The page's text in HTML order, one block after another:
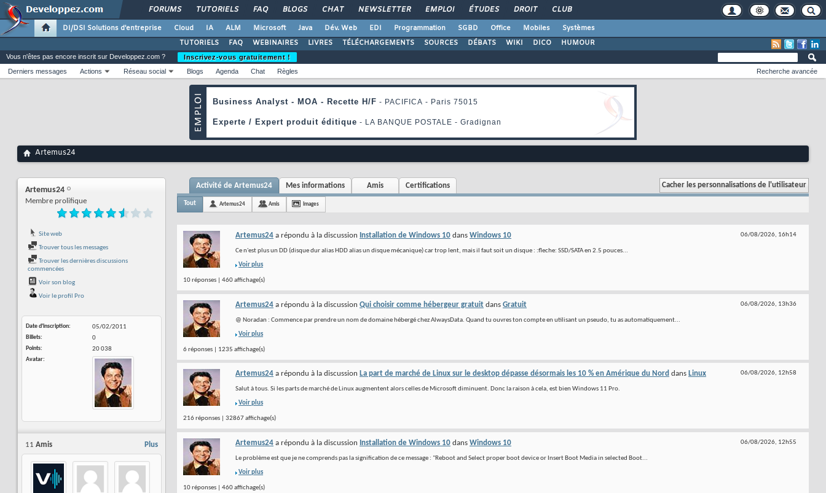
FORUMS TUTORIELS FAQ BLOGS CHAT NEWSLETTER EMPLOI ÉTUDES DROIT CLUB
DI/DSI Solutions d'entreprise Cloud IA ALM Microsoft Java Dév. Web EDI Programmation SGBD Office Mobiles
Systèmes
TUTORIELS
FAQ WEBINAIRES LIVRES TÉLÉCHARGEMENTS SOURCES DÉBATS WIKI DICO HUMOUR
Vous n'êtes pas encore inscrit sur Developpez.com ?
Inscrivez-vous gratuitement !
Derniers messages
Actions Réseau social Blogs Agenda Chat Règles Recherche avancée
Artemus24
Artemus24
Membre prolifique
Site web
Trouver tous les messages
Trouver les dernières discussions
commencées
Voir son blog
Voir le profil Pro
Date d'inscription
05/02/2011
Billets
0
Points
20 038
Avatar
Plus
11 Amis
Activité de Artemus24 Mes informations Amis Certifications
Tout Artemus24 Amis Images
06/08/2026, 16h14
Artemus24 a répondu à la discussion Installation de Windows 10 dans Windows 10
Ce n'est plus un DD (disque dur alias HDD alias un disque mécanique) car trop lent, mais il faut soit un disque : :fleche: SSD/SATA en 2.5 pouces...
Voir plus
10 réponses | 460 affichage(s)
06/08/2026, 13h36
Artemus24 a répondu à la discussion Qui choisir comme hébergeur gratuit dans Gratuit
@ Noradan : Commence par prendre un nom de domaine hébergé chez AlwaysData. Quand tu ouvres ton compte en utilisant un pseudo, tu as automatiquement...
Voir plus
6 réponses | 1235 affichage(s)
06/08/2026, 12h58
Artemus24 a répondu à la discussion La part de marché de Linux sur le desktop dépasse désormais les 10 % en Amérique du Nord dans Linux
Salut à tous. Si les parts de marché de Linux augmentent alors celles de Microsoft diminuent. Donc la raison à cela, est bien Windows 11 Pro.
Voir plus
216 réponses | 32867 affichage(s)
06/08/2026, 12h55
Artemus24 a répondu à la discussion Installation de Windows 10 dans Windows 10
Le problème est que je ne comprends pas la signification de ce message : "Reboot and Select proper boot device or Insert Boot Media in selected Boot...
Voir plus
10 réponses | 460 affichage(s)